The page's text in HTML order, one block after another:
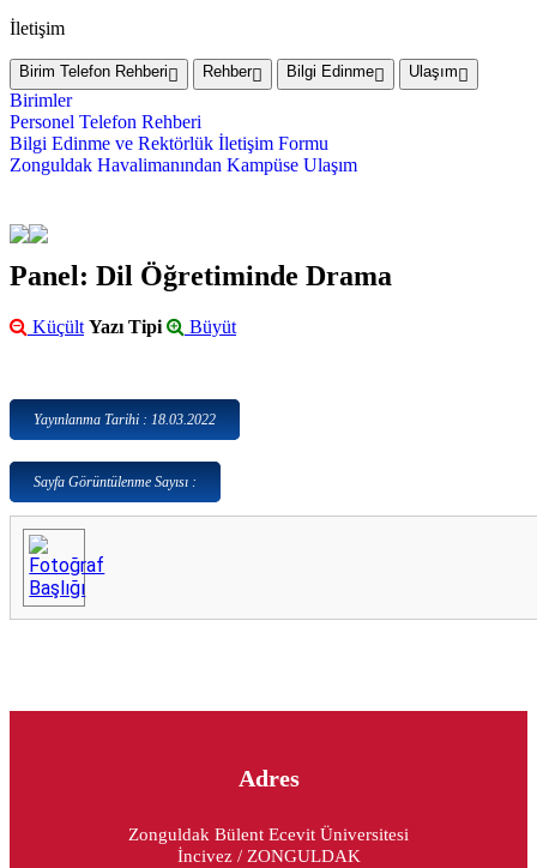
İletişim
Birim Telefon Rehberi Rehber Bilgi Edinme Ulaşım
Birimler
Personel Telefon Rehberi
Bilgi Edinme ve Rektörlük İletişim Formu
Zonguldak Havalimanından Kampüse Ulaşım
Panel: Dil Öğretiminde Drama
Küçült Yazı Tipi Büyüt
Yayınlanma Tarihi : 18.03.2022
Sayfa Görüntülenme Sayısı :
Adres
Zonguldak Bülent Ecevit Üniversitesi
İncivez / ZONGULDAK